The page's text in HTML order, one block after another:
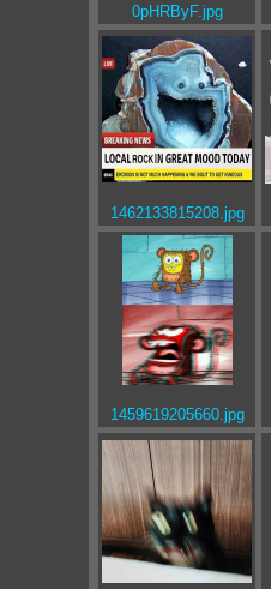
0pHRByF.jpg
1462133815208.jpg
1459619205660.jpg